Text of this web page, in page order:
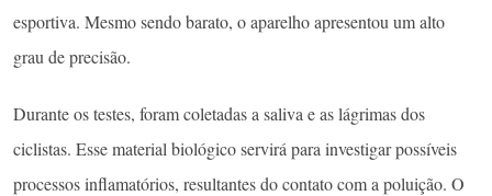
esportiva. Mesmo sendo barato, o aparelho apresentou um alto
grau de precisão.
Durante os testes, foram coletadas a saliva e as lágrimas dos
ciclistas. Esse material biológico servirá para investigar possíveis
processos inflamatórios, resultantes do contato com a poluição. O